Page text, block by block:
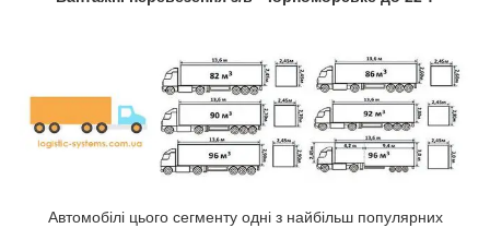
Автомобілі цього сегменту одні з найбільш популярних